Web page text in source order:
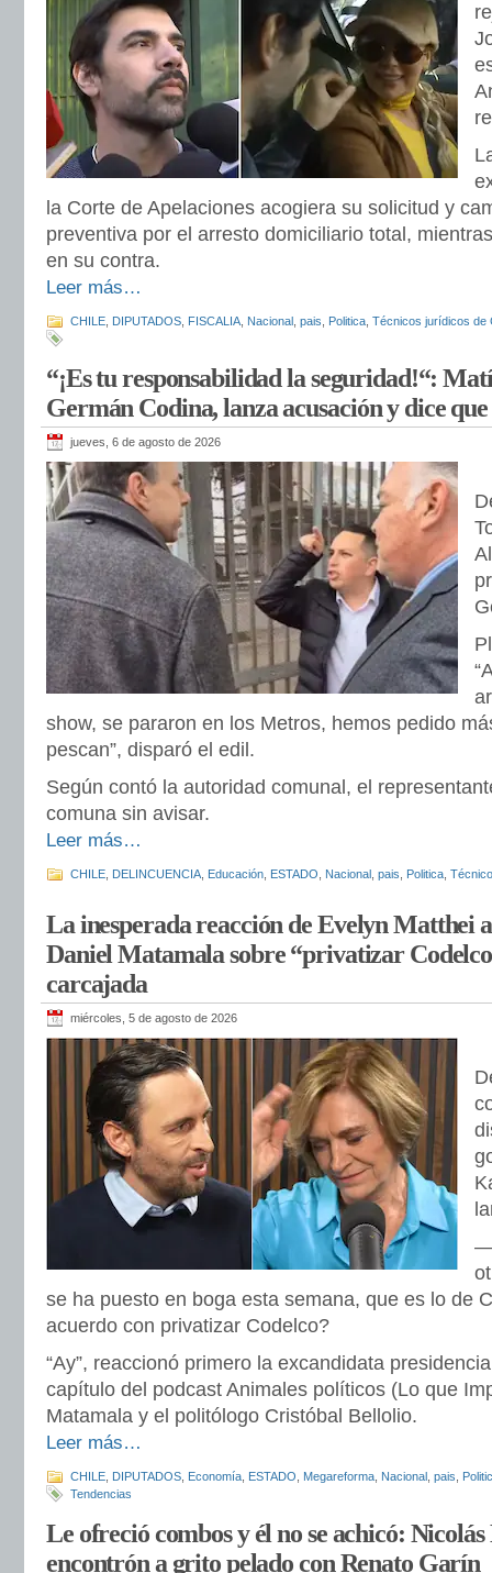
la Corte de Apelaciones acogiera su solicitud y
preventiva por el arresto domiciliario total,
en su contra.
Leer más…
CHILE DIPUTADOS FISCALIA Nacional pais Politica Técnicos jurídicos de
“¡Es tu responsabilidad la seguridad!“:
Germán Codina, lanza acusación y dice
jueves, 6 de agosto de 2026
show, se pararon en los Metros, hemos pedido
pescan”, disparó el edil.
Según contó la autoridad comunal, el
comuna sin avisar.
Leer más…
CHILE DELINCUENCIA Educación ESTADO Nacional pais Politica
La inesperada reacción de Evelyn Matthei
Daniel Matamala sobre “privatizar
carcajada
miércoles, 5 de agosto de 2026
se ha puesto en boga esta semana, que es lo de
acuerdo con privatizar Codelco?
“Ay”, reaccionó primero la excandidata
capítulo del podcast Animales políticos (Lo que
Matamala y el politólogo Cristóbal Bellolio.
Leer más…
CHILE DIPUTADOS Economía ESTADO Megareforma Nacional pais
Tendencias
Le ofreció combos y él no se achicó:
encontrón a grito pelado con Renato Garín